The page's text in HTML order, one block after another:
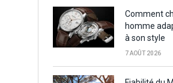
Comment
homme
à son style
7 AOÛT 2026